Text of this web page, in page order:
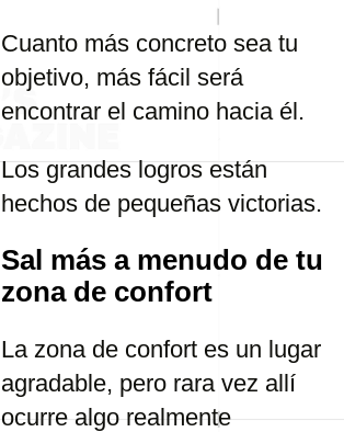
Cuanto más concreto sea tu
objetivo, más fácil será
encontrar el camino hacia él.
Los grandes logros están
hechos de pequeñas victorias.
Sal más a menudo de tu
zona de confort
La zona de confort es un lugar
agradable, pero rara vez allí
ocurre algo realmente